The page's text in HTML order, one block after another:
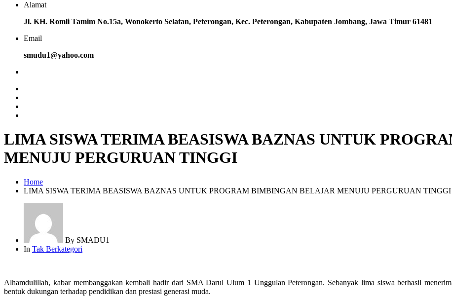
Alamat
Jl. KH. Romli Tamim No.15a, Wonokerto Selatan, Peterongan, Kec. Peterongan, Kabupaten Jombang, Jawa Timur 61481
Email
smudu1@yahoo.com
LIMA SISWA TERIMA BEASISWA BAZNAS UNTUK
MENUJU PERGURUAN TINGGI
Home
LIMA SISWA TERIMA BEASISWA BAZNAS UNTUK PROGRAM BIMBINGAN BELAJAR MENUJU PERGURUAN TINGGI
By SMADU1
In Tak Berkategori
Alhamdulillah, kabar membanggakan kembali hadir dari SMA Darul Ulum 1 Unggulan Peterongan. Sebanyak lima siswa berhasil
bentuk dukungan terhadap pendidikan dan prestasi generasi muda.